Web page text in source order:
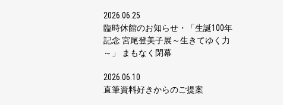
2026.06.25
臨時休館のお知らせ・「生誕100年
記念 宮尾登美子展～生きてゆく力
～」 まもなく閉幕
2026.06.10
直筆資料好きからのご提案